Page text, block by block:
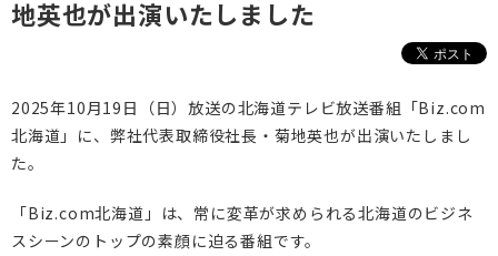
DI窓
古民家／町家 お見積り・お問合わせ
地英也が出演いたしました
2025年10月19日（日）放送の北海道テレビ放送番組「Biz.com
北海道」に、弊社代表取締役社長・菊地英也が出演いたしまし
た。
「Biz.com北海道」は、常に変革が求められる北海道のビジネ
スシーンのトップの素顔に迫る番組です。